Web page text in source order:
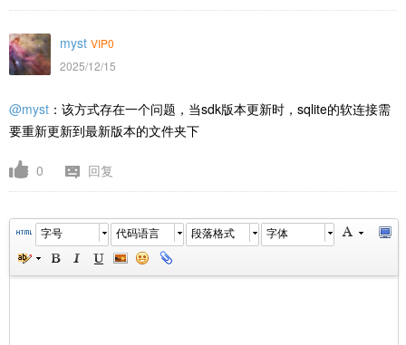
myst VIP0
2025/12/15
@myst ：该方式存在一个问题，当sdk版本更新时，sqlite的软连接需
要重新更新到最新版本的文件夹下
0 回复
字号 代码语言 段落格式 字体